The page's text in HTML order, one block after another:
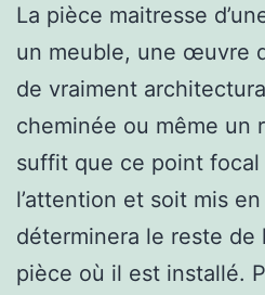
La pièce maitresse
un meuble, une œuvre
de vraiment
cheminée ou même un
suffit que ce point
l’attention et soit mis
déterminera le reste de
pièce où il est installé.